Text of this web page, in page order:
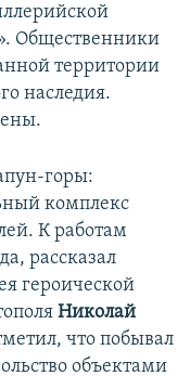
Общественники
территории
наследия.
горы:
комплекс
К работам
рассказал
героической
Николай
что побывал
объектами